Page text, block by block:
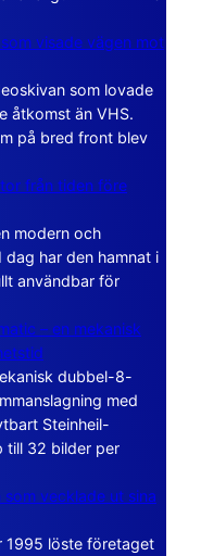
visade vägen mot
som lovade
åtkomst än VHS.
på bred front blev
från tiden före
modern och
har den hamnat i
användbar för
– en mekanisk
dubbel-8-
med
Steinheil-
till 32 bilder per
som vecklade ut sina
1995 löste företaget